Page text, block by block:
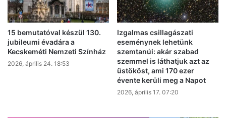
15 bemutatóval készül 130.
jubileumi évadára a
Kecskeméti Nemzeti Színház
2026, április 24. 18:53
Izgalmas csillagászati
eseménynek lehetünk
szemtanúi: akár szabad
szemmel is láthatjuk azt az
üstököst, ami 170 ezer
évente kerüli meg a Napot
2026, április 17. 07:20